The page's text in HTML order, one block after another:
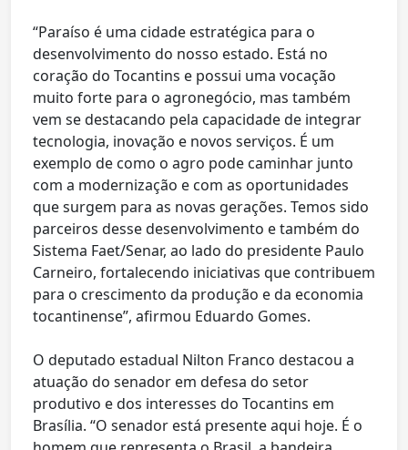
“Paraíso é uma cidade estratégica para o
desenvolvimento do nosso estado. Está no
coração do Tocantins e possui uma vocação
muito forte para o agronegócio, mas também
vem se destacando pela capacidade de integrar
tecnologia, inovação e novos serviços. É um
exemplo de como o agro pode caminhar junto
com a modernização e com as oportunidades
que surgem para as novas gerações. Temos sido
parceiros desse desenvolvimento e também do
Sistema Faet/Senar, ao lado do presidente Paulo
Carneiro, fortalecendo iniciativas que contribuem
para o crescimento da produção e da economia
tocantinense”, afirmou Eduardo Gomes.
O deputado estadual Nilton Franco destacou a
atuação do senador em defesa do setor
produtivo e dos interesses do Tocantins em
Brasília. “O senador está presente aqui hoje. É o